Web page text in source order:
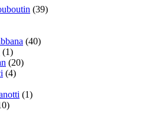
(39)
(40)
(1)
(20)
(4)
(1)